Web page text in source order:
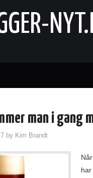
man i gang
by Kim Brandt